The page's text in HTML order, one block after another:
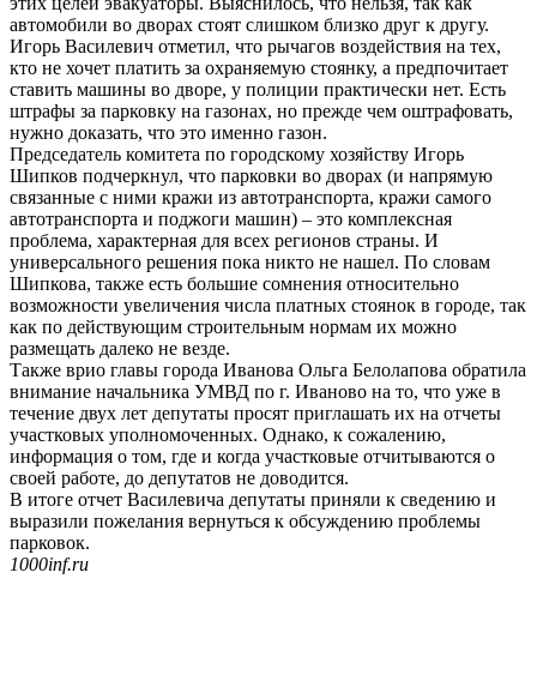
автомобили во дворах стоят слишком близко друг к другу.
Игорь Василевич отметил, что рычагов воздействия на тех,
кто не хочет платить за охраняемую стоянку, а предпочитает
ставить машины во дворе, у полиции практически нет. Есть
штрафы за парковку на газонах, но прежде чем оштрафовать,
нужно доказать, что это именно газон.
Председатель комитета по городскому хозяйству Игорь
Шипков подчеркнул, что парковки во дворах (и напрямую
связанные с ними кражи из автотранспорта, кражи самого
автотранспорта и поджоги машин) – это комплексная
проблема, характерная для всех регионов страны. И
универсального решения пока никто не нашел. По словам
Шипкова, также есть большие сомнения относительно
возможности увеличения числа платных стоянок в городе, так
как по действующим строительным нормам их можно
размещать далеко не везде.
Также врио главы города Иванова Ольга Белолапова обратила
внимание начальника УМВД по г. Иваново на то, что уже в
течение двух лет депутаты просят приглашать их на отчеты
участковых уполномоченных. Однако, к сожалению,
информация о том, где и когда участковые отчитываются о
своей работе, до депутатов не доводится.
В итоге отчет Василевича депутаты приняли к сведению и
выразили пожелания вернуться к обсуждению проблемы
парковок.
1000inf.ru